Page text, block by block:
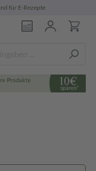
für E-Rezepte